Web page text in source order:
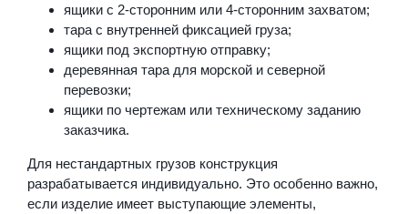
ящики с 2-сторонним или 4-сторонним захватом;
тара с внутренней фиксацией груза;
ящики под экспортную отправку;
деревянная тара для морской и северной
перевозки;
ящики по чертежам или техническому заданию
заказчика.
Для нестандартных грузов конструкция
разрабатывается индивидуально. Это особенно важно,
если изделие имеет выступающие элементы,